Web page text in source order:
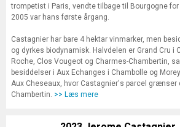
trompetist i Paris, vendte tilbage til Bourgogne
2005 var hans første årgang.
Castagnier har bare 4 hektar vinmarker, men
og dyrkes biodynamisk. Halvdelen er Grand Cru i
Roche, Clos Vougeot og Charmes-Chambertin,
besiddelser i Aux Echanges i Chambolle og
Aux Cheseaux, hvor Castagnier's parcel grænser
Chambertin. >> Læs mere